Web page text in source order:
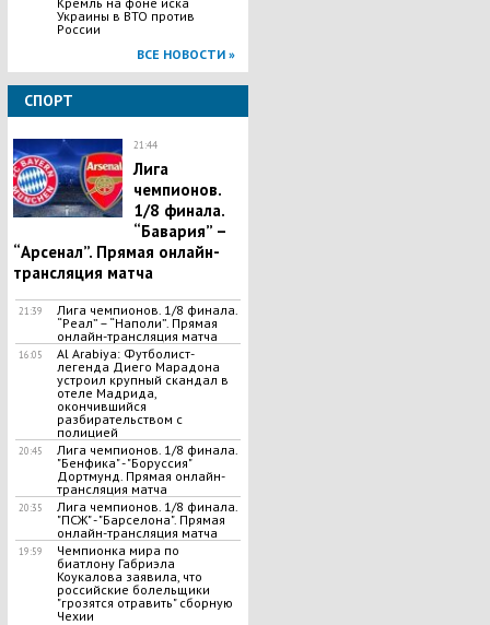
Украины в ВТО против
России
ВСЕ НОВОСТИ »
СПОРТ
21:44
Лига
чемпионов.
1/8 финала.
“Бавария” –
“Арсенал”. Прямая онлайн-
трансляция матча
21:39
Лига чемпионов. 1/8 финала.
“Реал” – “Наполи”. Прямая
онлайн-трансляция матча
16:05
Al Arabiya: Футболист-
легенда Диего Марадона
устроил крупный скандал в
отеле Мадрида,
окончившийся
разбирательством с
полицией
20:45
Лига чемпионов. 1/8 финала.
"Бенфика" - "Боруссия"
Дортмунд. Прямая онлайн-
трансляция матча
20:35
Лига чемпионов. 1/8 финала.
"ПСЖ" - "Барселона". Прямая
онлайн-трансляция матча
19:59
Чемпионка мира по
биатлону Габриэла
Коукалова заявила, что
российские болельщики
"грозятся отравить" сборную
Чехии